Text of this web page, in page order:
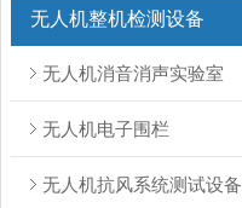
无人机整机检测设备
无人机消音消声实验室
无人机电子围栏
无人机抗风系统测试设备